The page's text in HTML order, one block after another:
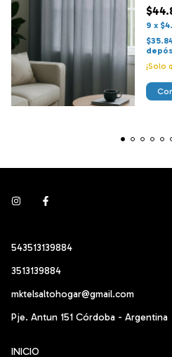
9 x
¡Solo
543513139884
3513139884
mktelsaltohogar@gmail.com
Pje. Antun 151 Córdoba - Argentina
INICIO